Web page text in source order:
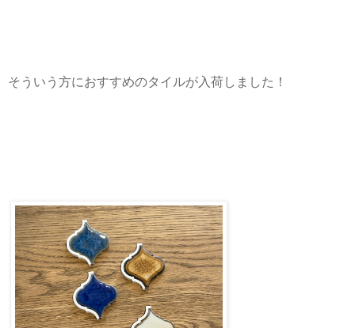
そういう方におすすめのタイルが入荷しました！